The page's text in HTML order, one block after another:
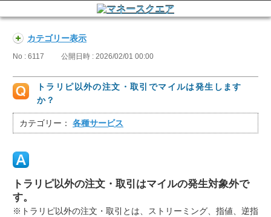
カテゴリー表示
No : 6117 公開日時 : 2026/02/01 00:00
トラリピ以外の注文・取引でマイルは発生します
か？
カテゴリー： 各種サービス
トラリピ以外の注文・取引はマイルの発生対象外で
す。
※トラリピ以外の注文・取引とは、ストリーミング、指値、逆指